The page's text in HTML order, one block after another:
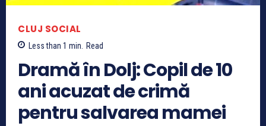
CLUJ SOCIAL
Less than 1 min. Read
Dramă în Dolj: Copil de 10
ani acuzat de crimă
pentru salvarea mamei